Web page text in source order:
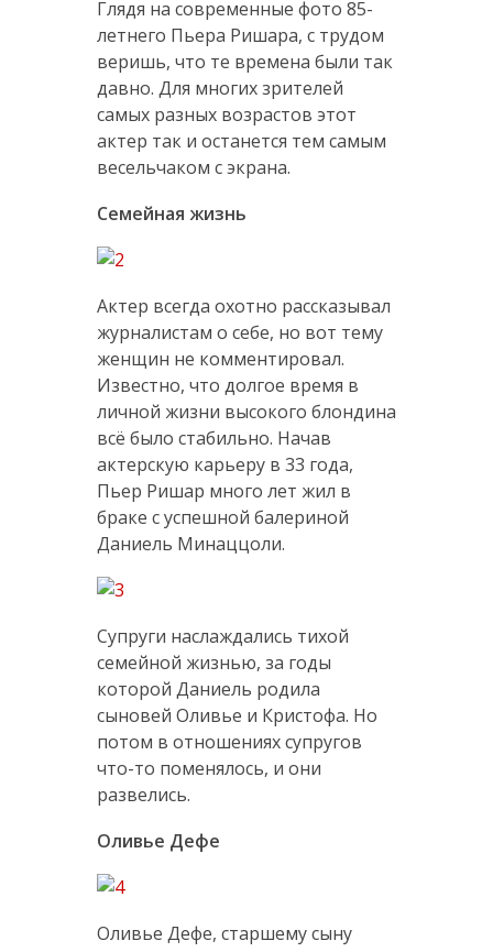
Глядя на современные фото 85-
летнего Пьера Ришара, с трудом
веришь, что те времена были так
давно. Для многих зрителей
самых разных возрастов этот
актер так и останется тем самым
весельчаком с экрана.
Семейная жизнь
Актер всегда охотно рассказывал
журналистам о себе, но вот тему
женщин не комментировал.
Известно, что долгое время в
личной жизни высокого блондина
всё было стабильно. Начав
актерскую карьеру в 33 года,
Пьер Ришар много лет жил в
браке с успешной балериной
Даниель Минаццоли.
Супруги наслаждались тихой
семейной жизнью, за годы
которой Даниель родила
сыновей Оливье и Кристофа. Но
потом в отношениях супругов
что-то поменялось, и они
развелись.
Оливье Дефе
Оливье Дефе, старшему сыну